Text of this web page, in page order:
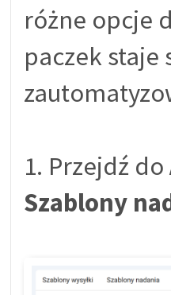
różne opcje
paczek staje
1. Przejdź do
Szablony